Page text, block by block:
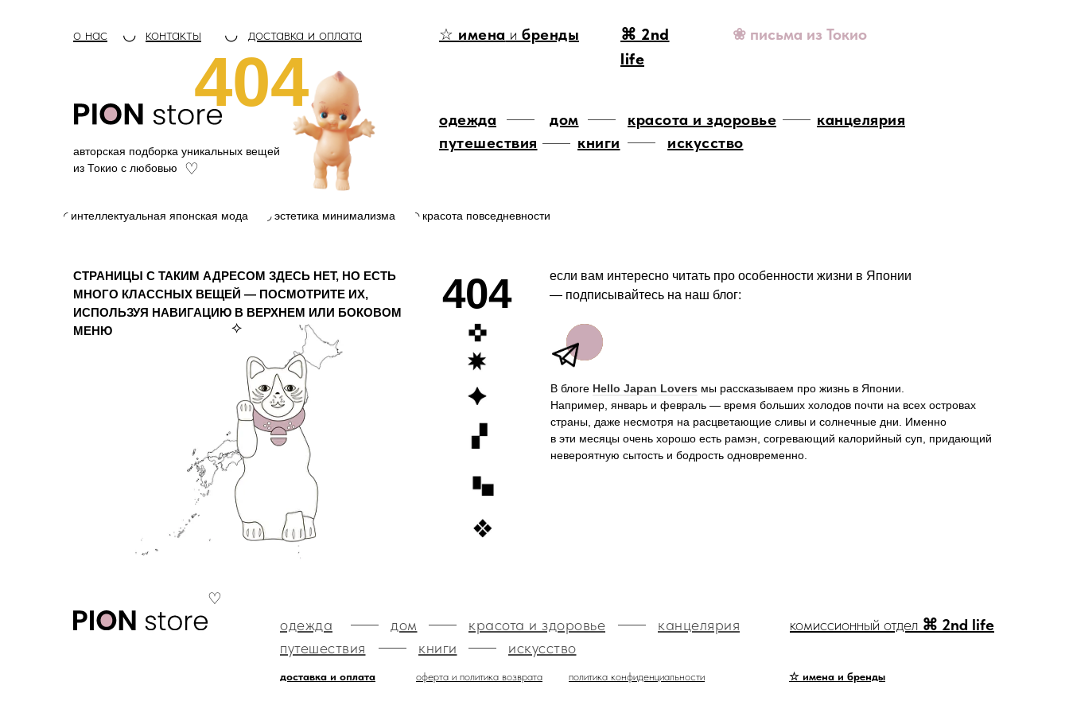
книги искусство
дом канцелярия
красота и здоровье
одежда
путешествия
авторская подборка уникальных вещей
из Токио с любовью
♡
◝ красота повседневности
◜ интеллектуальная японская мода ◞ эстетика минимализма
404
⌘ 2nd
life
☆ имена и бренды
доставка и оплата
◡ ◡
контакты
о нас ❀ письма из Токио
СТРАНИЦЫ С ТАКИМ АДРЕСОМ ЗДЕСЬ НЕТ, НО ЕСТЬ
МНОГО КЛАССНЫХ ВЕЩЕЙ — ПОСМОТРИТЕ ИХ,
ИСПОЛЬЗУЯ НАВИГАЦИЮ В ВЕРХНЕМ ИЛИ БОКОВОМ
МЕНЮ
⟡
В блоге Hello Japan Lovers мы рассказываем про жизнь в Японии.
Например, январь и февраль — время больших холодов почти на всех островах
страны, даже несмотря на расцветающие сливы и солнечные дни. Именно
в эти месяцы очень хорошо есть рамэн, согревающий калорийный суп, придающий
невероятную сытость и бодрость одновременно.
если вам интересно читать про особенности жизни в Японии
— подписывайтесь на наш блог:
404
♡
комиссионный отдел ⌘ 2nd life
доставка и оплата оферта и политика возврата политика конфиденциальности ☆ имена и бренды
одежда красота и здоровье канцелярия
дом
искусство
книги
путешествия